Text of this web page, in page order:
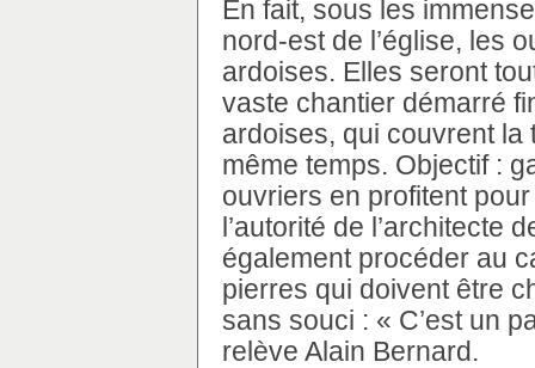
En fait, sous les
nord-est de l’église, les
ardoises. Elles seront
vaste chantier démarré
ardoises, qui couvrent la
même temps. Objectif :
ouvriers en profitent
l’autorité de l’architecte
également procéder au
pierres qui doivent être
sans souci : « C’est un
relève Alain Bernard.